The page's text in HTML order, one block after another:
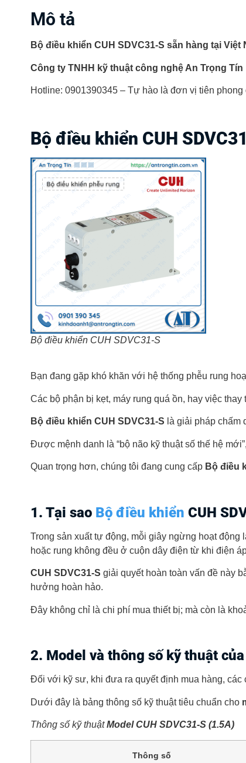
Mô tả
Bộ điều khiển CUH SDVC31-S sẵn hàng tại Việt
Công ty TNHH kỹ thuật công nghệ An Trọng Tín
Hotline: 0901390345 – Tự hào là đơn vị tiên
Bộ điều khiển CUH
Bộ điều khiển CUH SDVC31-S
Bạn đang gặp khó khăn với hệ thống phễu rung
Các bộ phận bị kẹt, máy rung quá ồn, hay việc
Bộ điều khiển CUH SDVC31-S là giải pháp chấm
Được mệnh danh là “bộ não kỹ thuật số thế hệ
Quan trọng hơn, chúng tôi đang cung cấp Bộ điều
1. Tại sao Bộ điều khiển CUH
Trong sản xuất tự động, mỗi giây ngừng hoạt
hoặc rung không đều ở cuộn dây điện từ khi điện
CUH SDVC31-S giải quyết hoàn toàn vấn đề này
hưởng hoàn hảo.
Đây không chỉ là chi phí mua thiết bị; mà còn là
2. Model và thông số kỹ thuật của
Đối với kỹ sư, khi đưa ra quyết định mua hàng, các
Dưới đây là bảng thông số kỹ thuật tiêu chuẩn cho
Thông số kỹ thuậtModel CUH SDVC31-S (1.5A)
Thông số